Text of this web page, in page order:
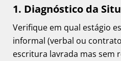
1. Diagnóstico da
Verifique em qual estágio
informal (verbal ou
escritura lavrada mas sem